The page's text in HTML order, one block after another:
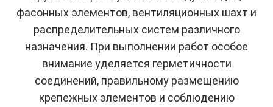
фасонных элементов, вентиляционных шахт и
распределительных систем различного
назначения. При выполнении работ особое
внимание уделяется герметичности
соединений, правильному размещению
крепежных элементов и соблюдению